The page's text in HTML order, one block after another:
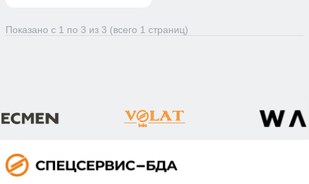
Показано с 1 по 3 из 3 (всего 1 страниц)